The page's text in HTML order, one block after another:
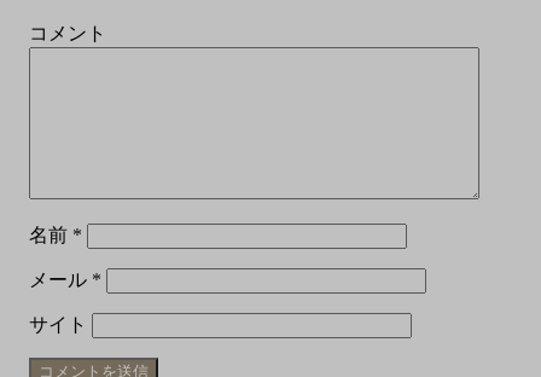
コメント
名前 *
メール *
サイト